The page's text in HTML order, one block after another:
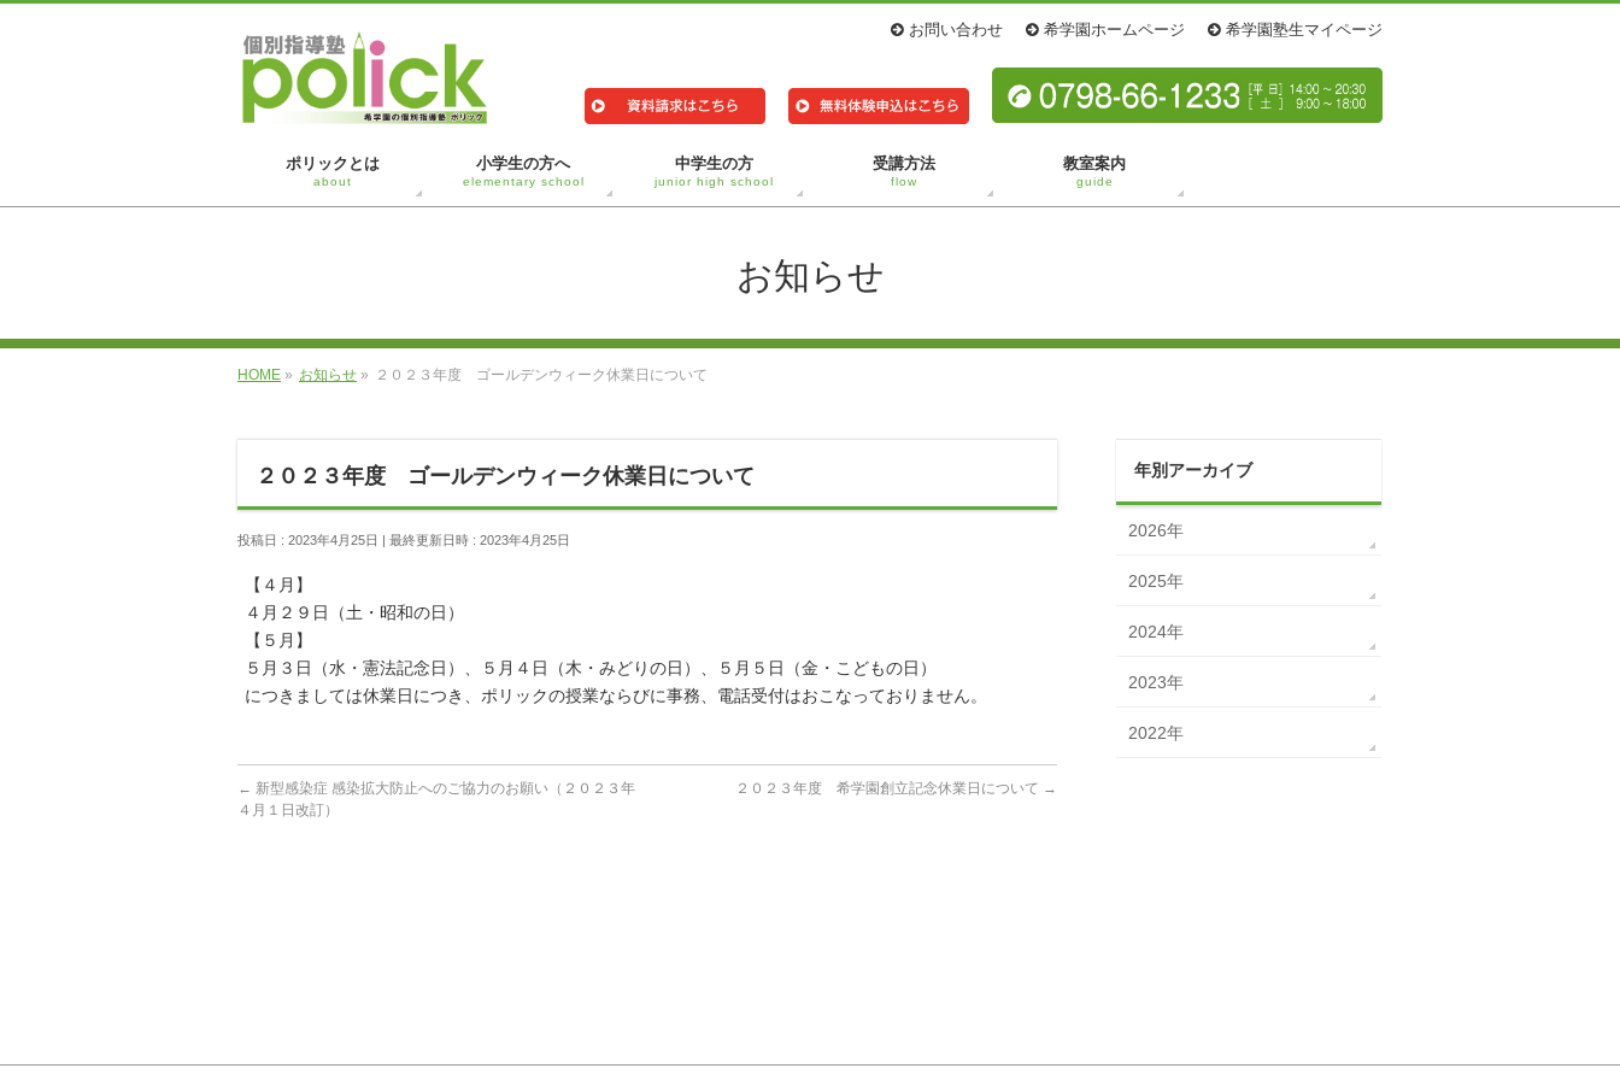
お問い合わせ 希学園ホームページ 希学園塾生マイページ
ポリックとは
about
小学生の方へ
elementary school
中学生の方
junior high school
受講方法
flow
教室案内
guide
お知らせ
HOME » お知らせ » ２０２３年度 ゴールデンウィーク休業日について
２０２３年度 ゴールデンウィーク休業日について
投稿日 : 2023年4月25日 最終更新日時 : 2023年4月25日
【４月】
４月２９日（土・昭和の日）
【５月】
５月３日（水・憲法記念日）、５月４日（木・みどりの日）、５月５日（金・こどもの日）
につきましては休業日につき、ポリックの授業ならびに事務、電話受付はおこなっておりません。
← 新型感染症 感染拡大防止へのご協力のお願い（２０２３年
４月１日改訂）
２０２３年度 希学園創立記念休業日について →
年別アーカイブ
2026年
2025年
2024年
2023年
2022年